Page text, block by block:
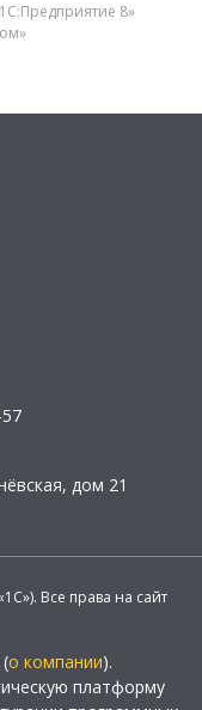
8»
дом 21
Все права на сайт
о компании).
платформу